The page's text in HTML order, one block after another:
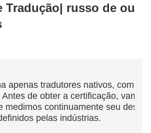
para chinês
Tradução| russo de ou
apenas tradutores nativos, com
de obter a certificação,
medimos continuamente seu
pelas indústrias.